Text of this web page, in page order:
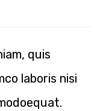
quis
laboris nisi